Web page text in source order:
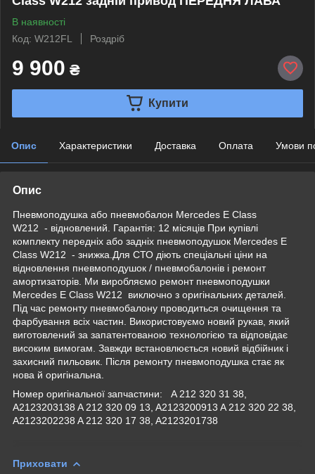
В наявності
Код: W212FL
Роздріб
9 900 ₴
Купити
Опис Характеристики Доставка Оплата Умови
Опис
Пневмоподушка або пневмобалон Mercedes E Class
W212 - відновлений. Гарантія: 12 місяців При купівлі
комплекту передніх або задніх пневмоподушок Mercedes E
Class W212 - знижка.Для СТО діють спеціальні ціни на
відновлення пневмоподушок / пневмобалонів і ремонт
амортизаторів. Ми виробляємо ремонт пневмоподушки
Mercedes E Class W212 виключно з оригінальних деталей.
Під час ремонту пневмобалону проводиться очищення та
фарбування всіх частин. Використовуємо новий рукав, який
виготовлений за запатентованою технологією та відповідає
високим вимогам. Завжди встановлюється новий відбійник і
захисний пильовик. Після ремонту пневмоподушка стає як
нова й оригінальна.
Номер оригінальної запчастини: A 212 320 31 38,
A2123203138 A 212 320 09 13, A2123200913 A 212 320 22 38,
A2123202238 A 212 320 17 38, A2123201738
Приховати